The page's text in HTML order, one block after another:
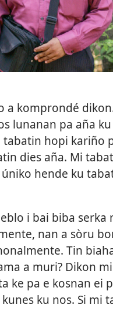
a komprondé
lunanan pa aña
tabatin hopi kariño
dies aña. Mi
hende ku
i bai biba serka
nan a sòru
Tin
a muri? Dikon
ke pa e kosnan ei
ku nos. Si mi